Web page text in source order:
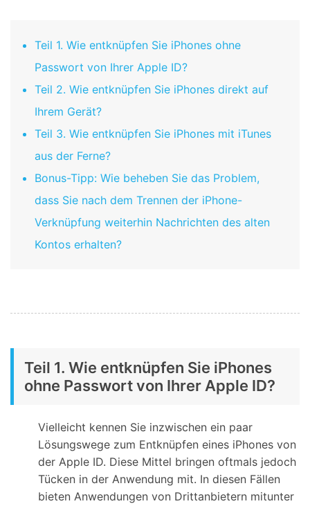
Teil 1. Wie entknüpfen Sie iPhones ohne
Passwort von Ihrer Apple ID?
Teil 2. Wie entknüpfen Sie iPhones direkt auf
Ihrem Gerät?
Teil 3. Wie entknüpfen Sie iPhones mit iTunes
aus der Ferne?
Bonus-Tipp: Wie beheben Sie das Problem,
dass Sie nach dem Trennen der iPhone-
Verknüpfung weiterhin Nachrichten des alten
Kontos erhalten?
Teil 1. Wie entknüpfen Sie iPhones
ohne Passwort von Ihrer Apple ID?
Vielleicht kennen Sie inzwischen ein paar
Lösungswege zum Entknüpfen eines iPhones von
der Apple ID. Diese Mittel bringen oftmals jedoch
Tücken in der Anwendung mit. In diesen Fällen
bieten Anwendungen von Drittanbietern mitunter